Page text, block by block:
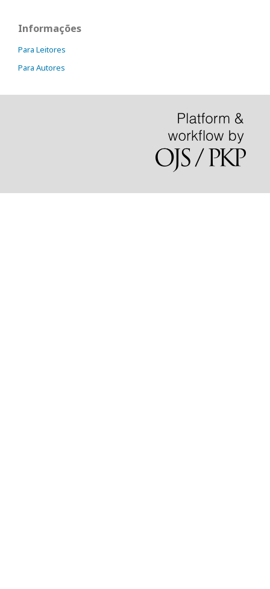
Informações
Para Leitores
Para Autores